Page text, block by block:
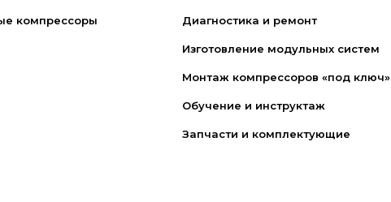
компрессоры Диагностика и ремонт
Изготовление модульных систем
Монтаж компрессоров «под ключ»
Обучение и инструктаж
Запчасти и комплектующие